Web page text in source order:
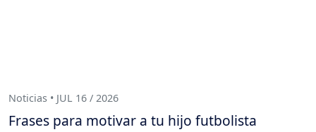
Noticias • JUL 16 / 2026
Frases para motivar a tu hijo futbolista